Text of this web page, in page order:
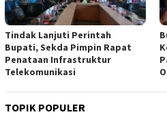
Tindak Lanjuti Perintah
Bupati, Sekda Pimpin Rapat
Penataan Infrastruktur
Telekomunikasi
TOPIK POPULER